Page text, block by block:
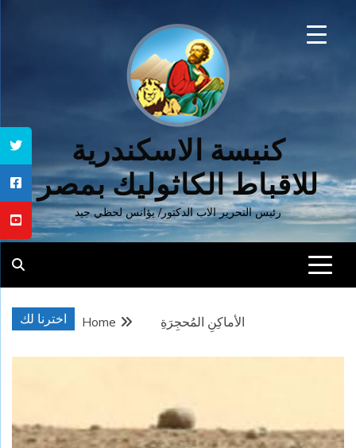
كنيسة الاسكندرية
للاقباط الكاثوليك بمصر
رئيس التحرير الاب الدكتور/ يؤانس لحظي جيد
اخترنا لك Home الأماكِنِ المُحجِرَةِ